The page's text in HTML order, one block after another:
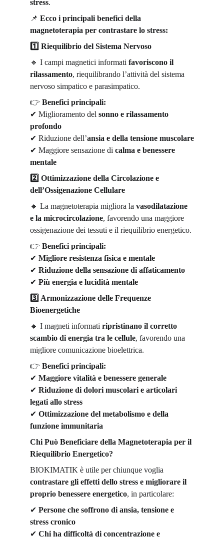
stress.
📌 Ecco i principali benefici della
magnetoterapia per contrastare lo stress:
1️ Riequilibrio del Sistema Nervoso
🔹 I campi magnetici informati favoriscono il
rilassamento, riequilibrando l’attività del sistema
nervoso simpatico e parasimpatico.
👉 Benefici principali:
✔ Miglioramento del sonno e rilassamento
profondo
✔ Riduzione dell’ansia e della tensione muscolare
✔ Maggiore sensazione di calma e benessere
mentale
2️ Ottimizzazione della Circolazione e
dell’Ossigenazione Cellulare
🔹 La magnetoterapia migliora la vasodilatazione
e la microcircolazione, favorendo una maggiore
ossigenazione dei tessuti e il riequilibrio energetico.
👉 Benefici principali:
✔ Migliore resistenza fisica e mentale
✔ Riduzione della sensazione di affaticamento
✔ Più energia e lucidità mentale
3️ Armonizzazione delle Frequenze
Bioenergetiche
🔹 I magneti informati ripristinano il corretto
scambio di energia tra le cellule, favorendo una
migliore comunicazione bioelettrica.
👉 Benefici principali:
✔ Maggiore vitalità e benessere generale
✔ Riduzione di dolori muscolari e articolari
legati allo stress
✔ Ottimizzazione del metabolismo e della
funzione immunitaria
Chi Può Beneficiare della Magnetoterapia per il
Riequilibrio Energetico?
BIOKIMATIK è utile per chiunque voglia
contrastare gli effetti dello stress e migliorare il
proprio benessere energetico, in particolare:
✔ Persone che soffrono di ansia, tensione e
stress cronico
✔ Chi ha difficoltà di concentrazione e